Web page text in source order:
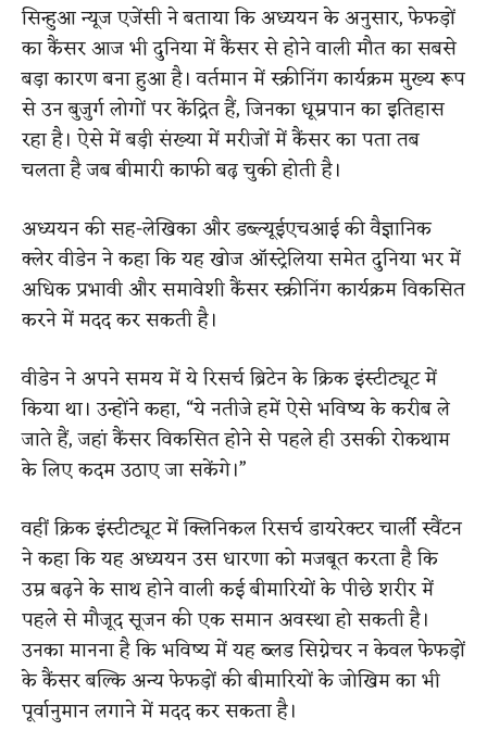
सिन्हुआ न्यूज एजेंसी ने बताया कि अध्ययन के अनुसार, फेफड़ों
का कैंसर आज भी दुनिया में कैंसर से होने वाली मौत का सबसे
बड़ा कारण बना हुआ है। वर्तमान में स्क्रीनिंग कार्यक्रम मुख्य रूप
से उन बुजुर्ग लोगों पर केंद्रित हैं, जिनका धूम्रपान का इतिहास
रहा है। ऐसे में बड़ी संख्या में मरीजों में कैंसर का पता तब
चलता है जब बीमारी काफी बढ़ चुकी होती है।
अध्ययन की सह-लेखिका और डब्ल्यूईएचआई की वैज्ञानिक
क्लेर वीडेन ने कहा कि यह खोज ऑस्ट्रेलिया समेत दुनिया भर में
अधिक प्रभावी और समावेशी कैंसर स्क्रीनिंग कार्यक्रम विकसित
करने में मदद कर सकती है।
वीडेन ने अपने समय में ये रिसर्च ब्रिटेन के क्रिक इंस्टीट्यूट में
किया था। उन्होंने कहा, “ये नतीजे हमें ऐसे भविष्य के करीब ले
जाते हैं, जहां कैंसर विकसित होने से पहले ही उसकी रोकथाम
के लिए कदम उठाए जा सकेंगे।”
वहीं क्रिक इंस्टीट्यूट में क्लिनिकल रिसर्च डायरेक्टर चार्ली स्वैंटन
ने कहा कि यह अध्ययन उस धारणा को मजबूत करता है कि
उम्र बढ़ने के साथ होने वाली कई बीमारियों के पीछे शरीर में
पहले से मौजूद सूजन की एक समान अवस्था हो सकती है।
उनका मानना है कि भविष्य में यह ब्लड सिग्नेचर न केवल फेफड़ों
के कैंसर बल्कि अन्य फेफड़ों की बीमारियों के जोखिम का भी
पूर्वानुमान लगाने में मदद कर सकता है।